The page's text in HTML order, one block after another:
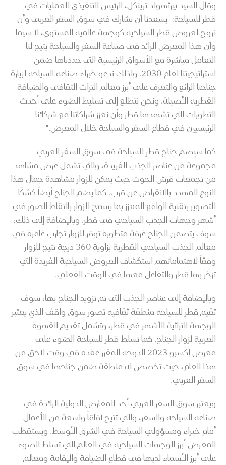
وقال السيد بيرثهولد ترينكل، الرئيس التنفيذي للعمليات في
قطر للسياحة: "يسعدنا أن نشارك في سوق السفر العربي وأن
نروج لعروض قطر السياحية كوجهة عالمية المستوى، لا سيما
وأن هذا المعرض الرائد في صناعة السفر والسياحة يتيح لنا
التعامل مباشرة مع الأسواق الرئيسية التي حددناها ضمن
استراتيجيتنا لعام 2030. ولذلك ندعو خبراء صناعة السياحة لزيارة
جناحنا الرائع والتعرف على أبرز معالم التراث الثقافي والضيافة
القطرية الأصيلة. ونحن نتطلع إلى تسليط الضوء على أحدث
التطورات التي تشهدها قطر وأن نعزز شراكاتنا مع شركائنا
الرئيسيين في قطاع السفر والسياحة خلال المعرض."
كما سيضم جناح قطر للسياحة في سوق السفر العربي
مجموعة من عناصر الجذب الفريدة، والتي تشمل عرض مشاهد
من تجمعات قرش الحوت حيث يمكن للزوار مشاهدة جمال هذا
النوع المهدد بالانقراض عن قرب. كما يضم الجناح أيضاً كشكًا
للتصوير بتقنية الواقع المعزز بما يسمح للزوار بالتقاط الصور في
أشهر وجهات الجذب السياحي في قطر. وبالإضافة إلى ذلك،
سوف يتضمن الجناح غرفة متطورة توفر للزوار تجارب غامرة في
معالم الجذب السياحي القطرية بزاوية 360 درجة تتيح للزوار
وفقاً لاهتماماتهم استكشاف العروض السياحية الفريدة التي
تزخر بها قطر والتفاعل معها في الوقت الفعلي.
وبالإضافة إلى عناصر الجذب التي تم تزويد الجناح بها، سوف
تقيم قطر للسياحة منطقة ثقافية تصور سوق واقف الذي يعتبر
الوجهة التراثية الأشهر في قطر، وتشمل تقديم القهوة
العربية لزوار الجناح. كما تسلط قطر للسياحة الضوء على
معرض إكسبو 2023 الدوحة المقرر عقده في وقت لاحق من
هذا العام، حيث تخصص له منطقة ضمن جناحها في سوق
السفر العربي.
ويعتبر سوق السفر العربي أحد المعارض الدولية الرائدة في
صناعة السياحة والسفر، والتي تتيح آفاقاً واسعة من الأعمال
أمام خبراء ومسؤولي السياحة في الشرق الأوسط. ويستقطب
المعرض أبرز الوجهات السياحية في العالم التي تسلط الضوء
على أبرز الأسماء لديها في قطاع الضيافة والإقامة ومعالم